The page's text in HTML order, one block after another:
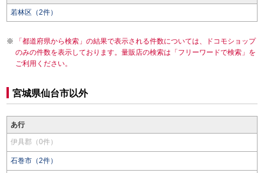
若林区（2件）
「都道府県から検索」の結果で表示される件数については、ドコモショップ
のみの件数を表示しております。量販店の検索は「フリーワードで検索」を
ご利用ください。
宮城県仙台市以外
あ行
伊具郡（0件）
石巻市（2件）